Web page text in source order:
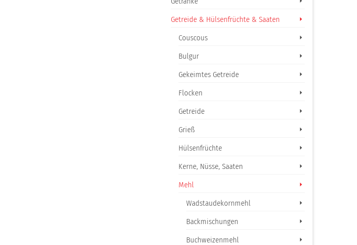
Getreide & Hülsenfrüchte & Saaten
Couscous
Bulgur
Gekeimtes Getreide
Flocken
Getreide
Grieß
Hülsenfrüchte
Kerne, Nüsse, Saaten
Mehl
Wadstaudekornmehl
Backmischungen
Buchweizenmehl